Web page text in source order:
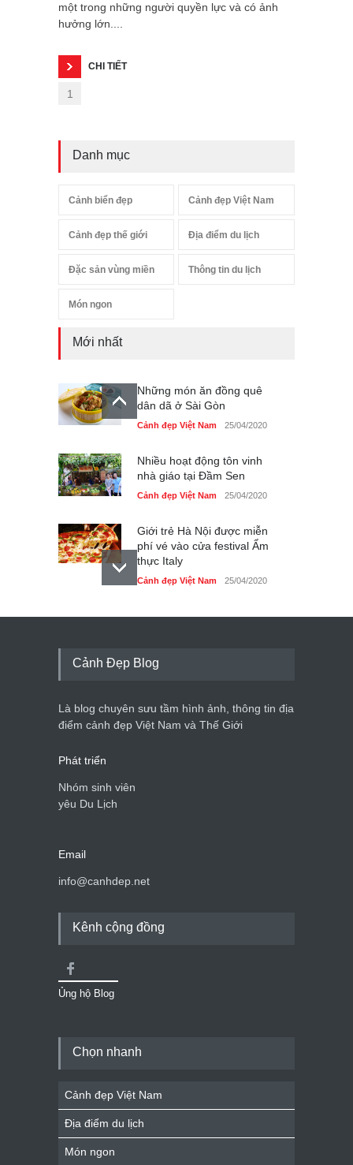
một trong những người quyền lực và có ảnh
hưởng lớn....
CHI TIẾT
1
Danh mục
Cảnh biển đẹp Cảnh đẹp Việt Nam
Cảnh đẹp thế giới Địa điểm du lịch
Đặc sản vùng miền Thông tin du lịch
Món ngon
Mới nhất
Những món ăn đồng quê
dân dã ở Sài Gòn
Cảnh đẹp Việt Nam 25/04/2020
Nhiều hoạt động tôn vinh
nhà giáo tại Đầm Sen
Cảnh đẹp Việt Nam 25/04/2020
Giới trẻ Hà Nội được miễn
phí vé vào cửa festival Ẩm
thực Italy
Cảnh đẹp Việt Nam 25/04/2020
Tam giác mạch khoe sắc
du lịch quốc gia
Cảnh đẹp Việt Nam 24/04/2020
Cảnh Đẹp Blog
Là blog chuyên sưu tầm hình ảnh, thông tin địa
điểm cảnh đẹp Việt Nam và Thế Giới
Phát triển
Nhóm sinh viên
yêu Du Lịch
Email
info@canhdep.net
Kênh cộng đồng
Ủng hộ Blog
Chọn nhanh
Cảnh đẹp Việt Nam
Địa điểm du lịch
Món ngon